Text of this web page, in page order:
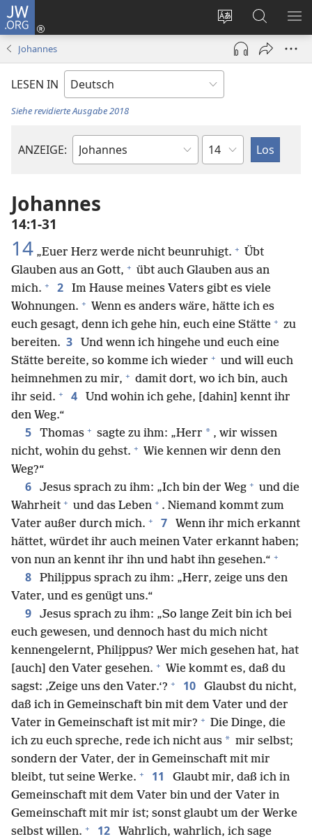
JW.ORG
Websitesprache
ändern
Anmelden
(öffnet
neues
Fenster)
Suche
Johannes
LESEN IN
Siehe revidierte Ausgabe 2018
ANZEIGE:
Bibelbuch
Kapitel
Johannes
14:1-31
14 „Euer Herz werde nicht beunruhigt. + Übt
Glauben aus an Gott, + übt auch Glauben aus an
mich. + 2
Im Hause meines Vaters gibt es viele
Wohnungen. + Wenn es anders wäre, hätte ich es
euch gesagt, denn ich gehe hin, euch eine Stätte + zu
bereiten. 3
Und wenn ich hingehe und euch eine
Stätte bereite, so komme ich wieder + und will euch
heimnehmen zu mir, + damit dort, wo ich bin, auch
ihr seid. + 4
Und wohin ich gehe, [dahin] kennt ihr
den Weg.“
5 Thomas + sagte zu ihm: „Herr * , wir wissen
nicht, wohin du gehst. + Wie kennen wir denn den
Weg?“
6 Jesus sprach zu ihm: „Ich bin der Weg + und die
Wahrheit + und das Leben + . Niemand kommt zum
Vater außer durch mich. + 7
Wenn ihr mich erkannt
hättet, würdet ihr auch meinen Vater erkannt haben;
von nun an kennt ihr ihn und habt ihn gesehen.“ +
8
Philịppus sprach zu ihm: „Herr, zeige uns den
Vater, und es genügt uns.“
9
Jesus sprach zu ihm: „So lange Zeit bin ich bei
euch gewesen, und dennoch hast du mich nicht
kennengelernt, Philịppus? Wer mich gesehen hat, hat
[auch] den Vater gesehen. + Wie kommt es, daß du
sagst: ‚Zeige uns den Vater.‘? + 10
Glaubst du nicht,
daß ich in Gemeinschaft bin mit dem Vater und der
Vater in Gemeinschaft ist mit mir? + Die Dinge, die
ich zu euch spreche, rede ich nicht aus * mir selbst;
sondern der Vater, der in Gemeinschaft mit mir
bleibt, tut seine Werke. + 11
Glaubt mir, daß ich in
Gemeinschaft mit dem Vater bin und der Vater in
Gemeinschaft mit mir ist; sonst glaubt um der Werke
selbst willen. + 12
Wahrlich, wahrlich, ich sage